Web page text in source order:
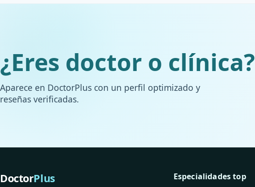
¿Eres doctor o clínica?
Aparece en DoctorPlus con un perfil optimizado y
reseñas verificadas.
DoctorPlus Especialidades top